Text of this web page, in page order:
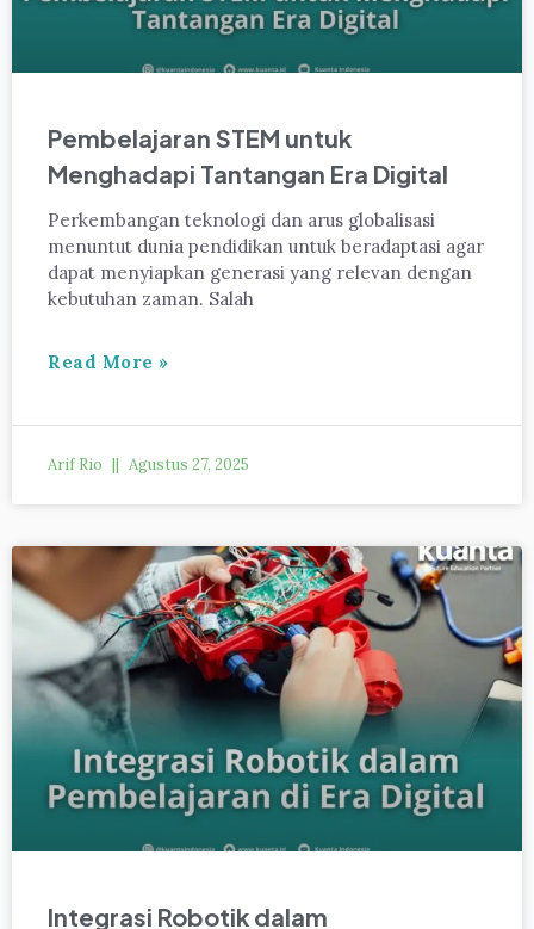
Pembelajaran STEM untuk
Menghadapi Tantangan Era Digital
Perkembangan teknologi dan arus globalisasi
menuntut dunia pendidikan untuk beradaptasi agar
dapat menyiapkan generasi yang relevan dengan
kebutuhan zaman. Salah
Read More »
Arif Rio Agustus 27, 2025
Integrasi Robotik dalam